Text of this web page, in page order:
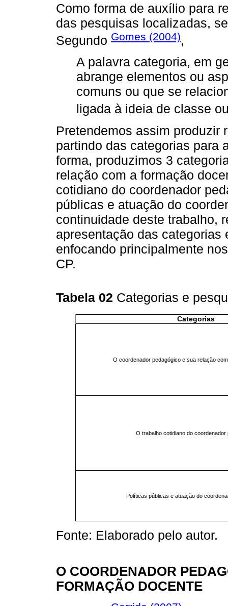
Como forma de auxílio para
das pesquisas localizadas,
Segundo Gomes (2004),
A palavra categoria, em
abrange elementos ou
comuns ou que se
ligada à ideia de classe
Pretendemos assim produzir
partindo das categorias para
forma, produzimos 3
relação com a formação
cotidiano do coordenador
públicas e atuação do
continuidade deste trabalho,
apresentação das
enfocando principalmente
CP.
Tabela 02 Categorias e
Categorias
O coordenador pedagógico e sua relação
O trabalho cotidiano do coordenador
Políticas públicas e atuação do
Fonte: Elaborado pelo autor.
O COORDENADOR
FORMAÇÃO DOCENTE